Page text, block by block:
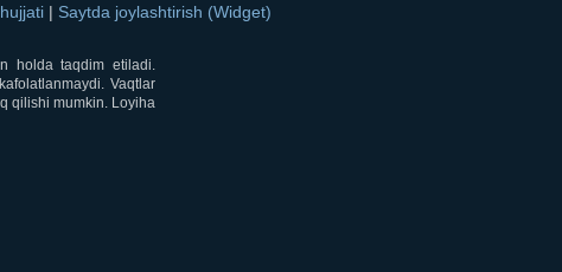
| Saytda joylashtirish (Widget)
holda taqdim etiladi.
Vaqtlar
qilishi mumkin. Loyiha